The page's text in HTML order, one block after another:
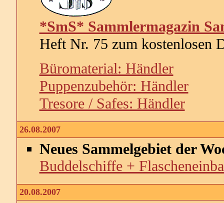
*SmS* Sammlermagazin
Heft Nr. 75 zum kostenlosen
Büromaterial: Händler
Puppenzubehör: Händler
Tresore / Safes: Händler
26.08.2007
Neues Sammelgebiet der
Buddelschiffe +
20.08.2007